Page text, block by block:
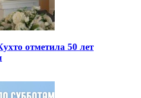
отметила 50 лет